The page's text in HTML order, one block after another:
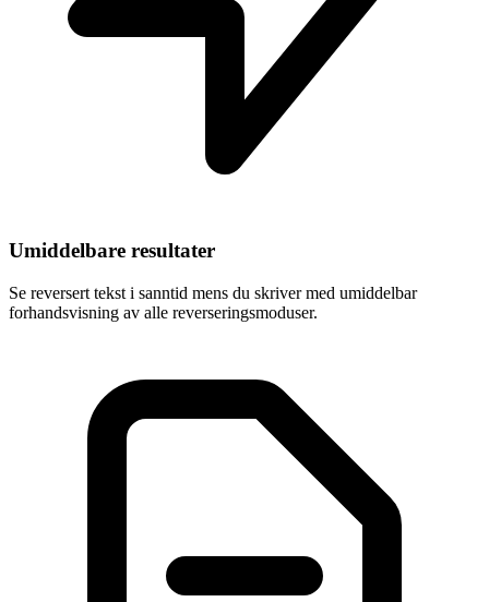
Umiddelbare resultater
Se reversert tekst i sanntid mens du skriver med umiddelbar
forhandsvisning av alle reverseringsmoduser.